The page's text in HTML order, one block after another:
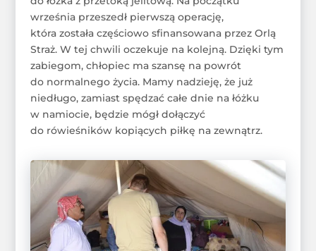
września przeszedł pierwszą operację,
która została częściowo sfinansowana przez Orlą
Straż. W tej chwili oczekuje na kolejną. Dzięki tym
zabiegom, chłopiec ma szansę na powrót
do normalnego życia. Mamy nadzieję, że już
niedługo, zamiast spędzać całe dnie na łóżku
w namiocie, będzie mógł dołączyć
do rówieśników kopiących piłkę na zewnątrz.